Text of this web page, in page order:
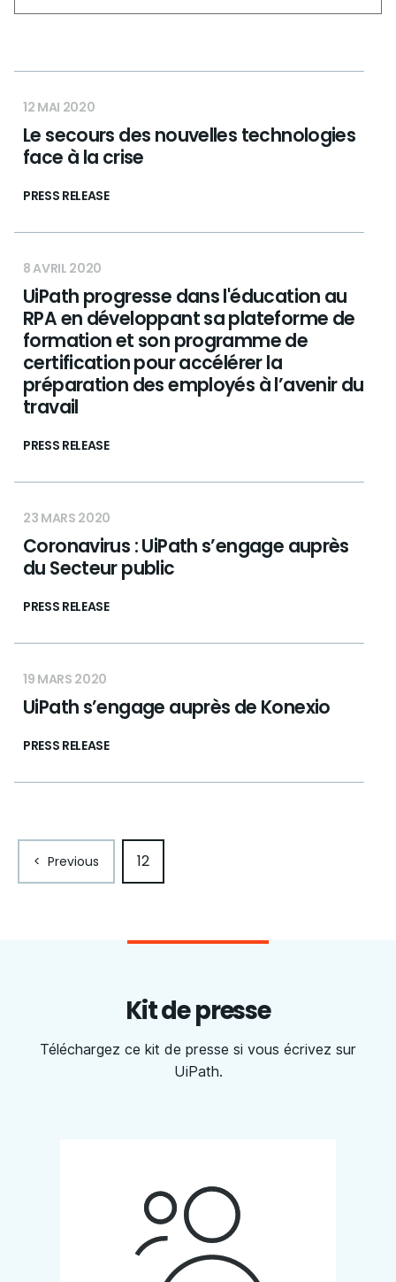
12 MAI 2020
Le secours des nouvelles technologies
face à la crise
PRESS RELEASE
8 AVRIL 2020
UiPath progresse dans l'éducation au
RPA en développant sa plateforme de
formation et son programme de
certification pour accélérer la
préparation des employés à l’avenir du
travail
PRESS RELEASE
23 MARS 2020
Coronavirus : UiPath s’engage auprès
du Secteur public
PRESS RELEASE
19 MARS 2020
UiPath s’engage auprès de Konexio
PRESS RELEASE
< Previous 12
Kit de presse
Téléchargez ce kit de presse si vous écrivez sur
UiPath.